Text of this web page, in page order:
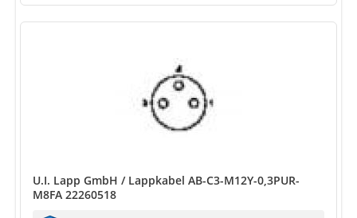
U.I. Lapp GmbH / Lappkabel AB-C3-M12Y-0,3PUR-
M8FA 22260518